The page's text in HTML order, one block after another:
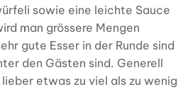
sowie eine leichte Sauce
man grössere Mengen
gute Esser in der Runde sind
den Gästen sind. Generell
etwas zu viel als zu wenig